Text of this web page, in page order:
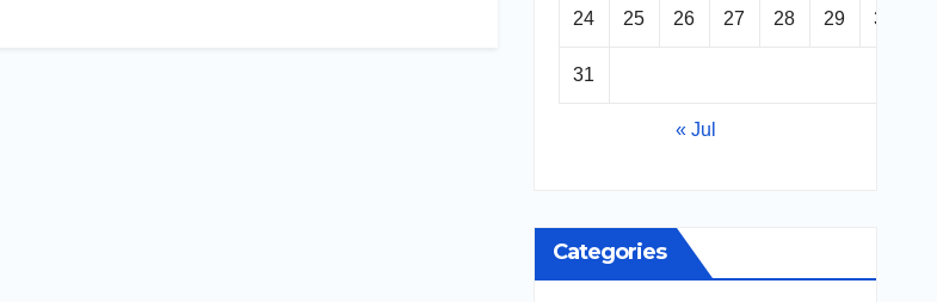
24 25 26 27 28 29 30
31
« Jul
Categories